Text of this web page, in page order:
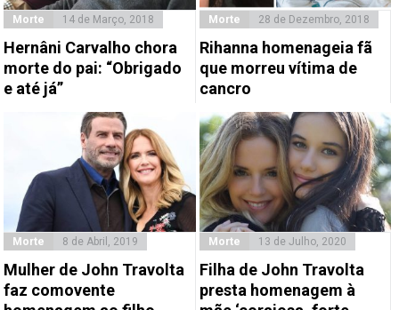
Morte 14 de Março, 2018
Hernâni Carvalho chora
morte do pai: “Obrigado
e até já”
Morte 28 de Dezembro, 2018
Rihanna homenageia fã
que morreu vítima de
cancro
Morte 8 de Abril, 2019
Mulher de John Travolta
faz comovente
Morte 13 de Julho, 2020
Filha de John Travolta
presta homenagem à